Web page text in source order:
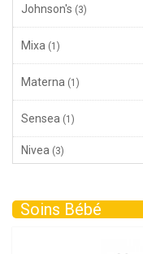
Johnson's (3)
Mixa (1)
Materna (1)
Sensea (1)
Nivea (3)
Soins Bébé